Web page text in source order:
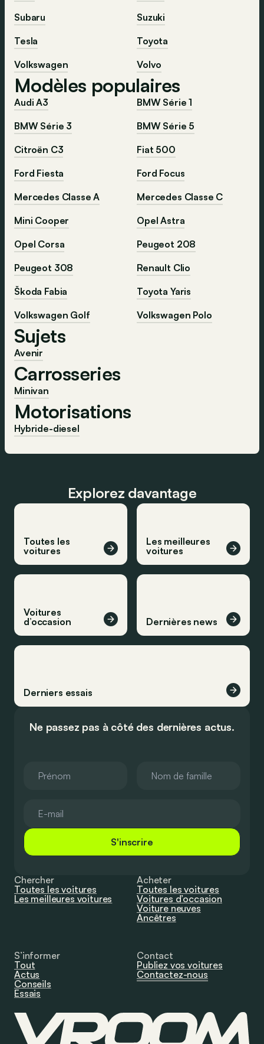
Subaru
Suzuki
Tesla
Toyota
Volkswagen
Volvo
Modèles populaires
Audi A3
BMW Série 1
BMW Série 3
BMW Série 5
Citroën C3
Fiat 500
Ford Fiesta
Ford Focus
Mercedes Classe A
Mercedes Classe C
Mini Cooper
Opel Astra
Opel Corsa
Peugeot 208
Peugeot 308
Renault Clio
Škoda Fabia
Toyota Yaris
Volkswagen Golf
Volkswagen Polo
Sujets
Avenir
Carrosseries
Minivan
Motorisations
Hybride-diesel
Explorez davantage
Toutes les
voitures
Les meilleures
voitures
Voitures
d’occasion
Dernières news
Derniers essais
Ne passez pas à côté des dernières actus.
S'inscrire
Chercher
Toutes les voitures
Les meilleures voitures
Acheter
Toutes les voitures
Voitures d’occasion
Voiture neuves
Ancêtres
S’informer
Tout
Actus
Conseils
Essais
Contact
Publiez vos voitures
Contactez-nous